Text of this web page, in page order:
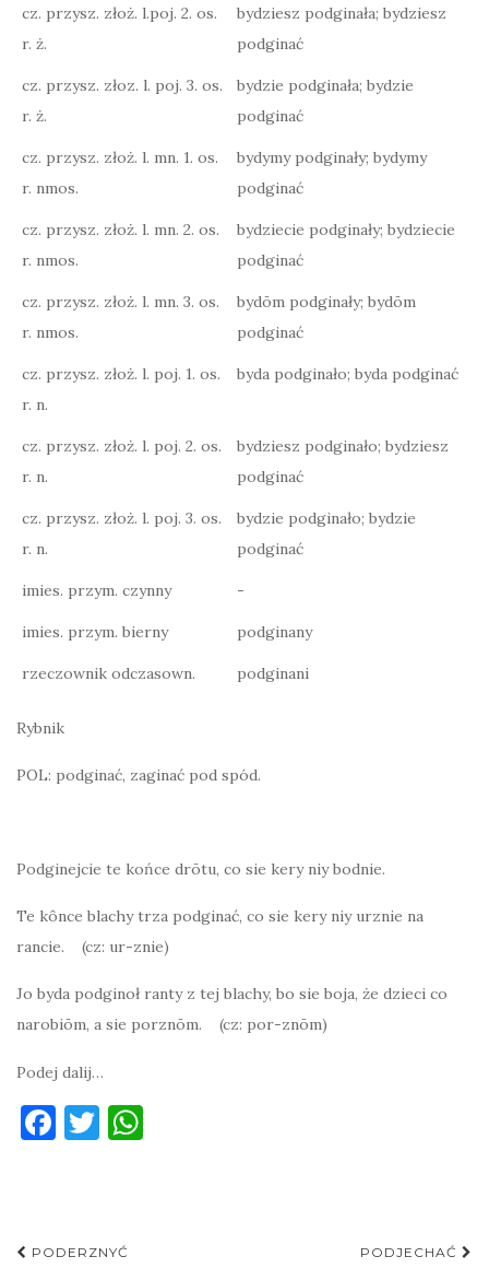
cz. przysz. złoż. l.poj. 2. os.
r. ż.
bydziesz podginała; bydziesz
podginać
cz. przysz. złoz. l. poj. 3. os.
r. ż.
bydzie podginała; bydzie
podginać
cz. przysz. złoż. l. mn. 1. os.
r. nmos.
bydymy podginały; bydymy
podginać
cz. przysz. złoż. l. mn. 2. os.
r. nmos.
bydziecie podginały; bydziecie
podginać
cz. przysz. złoż. l. mn. 3. os.
r. nmos.
bydōm podginały; bydōm
podginać
cz. przysz. złoż. l. poj. 1. os.
r. n.
byda podginało; byda podginać
cz. przysz. złoż. l. poj. 2. os.
r. n.
bydziesz podginało; bydziesz
podginać
cz. przysz. złoż. l. poj. 3. os.
r. n.
bydzie podginało; bydzie
podginać
imies. przym. czynny -
imies. przym. bierny podginany
rzeczownik odczasown. podginani
Rybnik
POL: podginać, zaginać pod spód.
Podginejcie te końce drōtu, co sie kery niy bodnie.
Te kônce blachy trza podginać, co sie kery niy urznie na
rancie. (cz: ur-znie)
Jo byda podginoł ranty z tej blachy, bo sie boja, że dzieci co
narobiōm, a sie porznōm. (cz: por-znōm)
Podej dalij…
F
b
T
r
Post
PODERZNYĆ PODJECHAĆ